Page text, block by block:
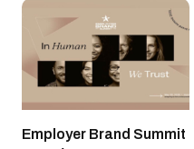
Employer Brand Summit